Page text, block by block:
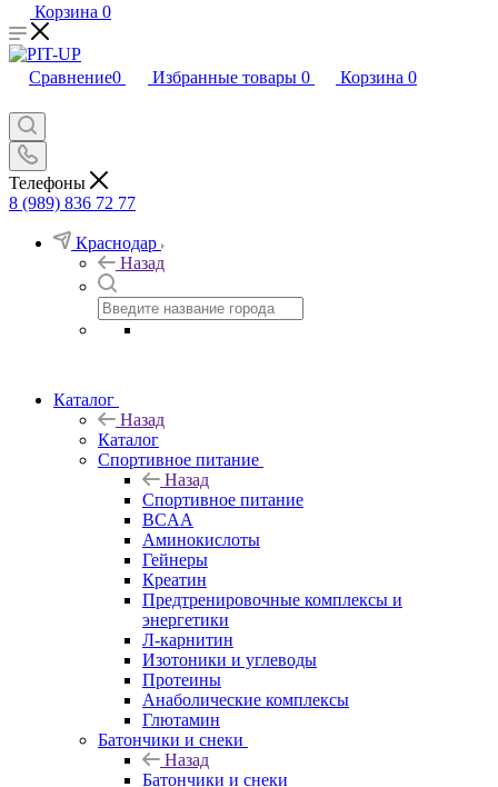
Корзина 0
Сравнение0 Избранные товары 0 Корзина 0
Телефоны
8 (989) 836 72 77
Краснодар
Назад
Каталог
Назад
Каталог
Спортивное питание
Назад
Спортивное питание
BCAA
Аминокислоты
Гейнеры
Креатин
Предтренировочные комплексы и
энергетики
Л-карнитин
Изотоники и углеводы
Протеины
Анаболические комплексы
Глютамин
Батончики и снеки
Назад
Батончики и снеки